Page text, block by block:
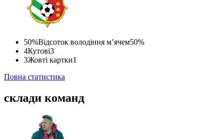
50%Відсоток володіння м’ячем50%
4Кутові3
3Жовті картки1
Повна статистика
склади команд